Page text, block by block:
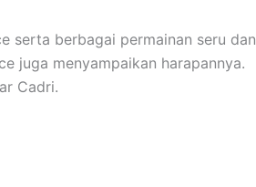
serta berbagai permainan seru dan
juga menyampaikan harapannya.
Cadri.